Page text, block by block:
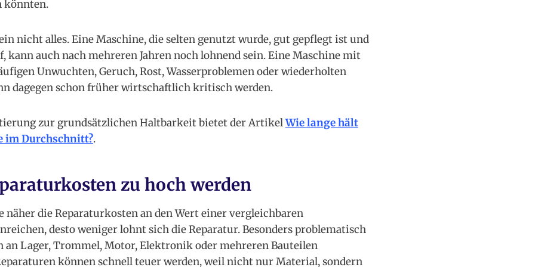
könnten.
nicht alles. Eine Maschine, die selten genutzt wurde, gut gepflegt ist und
kann auch nach mehreren Jahren noch lohnend sein. Eine Maschine mit
Unwuchten, Geruch, Rost, Wasserproblemen oder wiederholten
dagegen schon früher wirtschaftlich kritisch werden.
zur grundsätzlichen Haltbarkeit bietet der ArtikelWie lange hält
im Durchschnitt?.
zu hoch werden
näher die Reparaturkosten an den Wert einer vergleichbaren
desto weniger lohnt sich die Reparatur. Besonders problematisch
an Lager, Trommel, Motor, Elektronik oder mehreren Bauteilen
können schnell teuer werden, weil nicht nur Material, sondern